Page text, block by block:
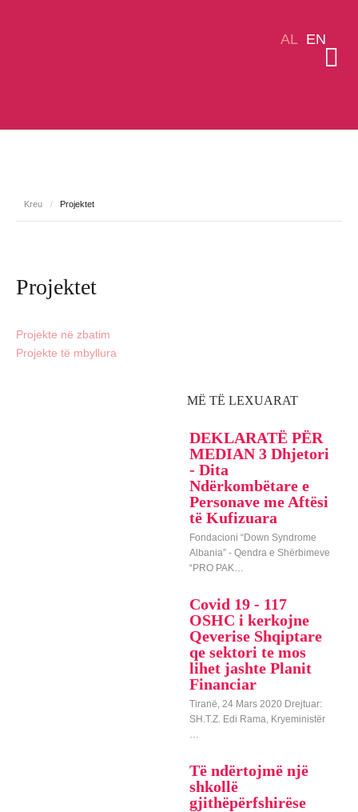
Kreu / Projektet
Projektet
Projekte në zbatim
Projekte të mbyllura
MË TË LEXUARAT
DEKLARATË PËR
MEDIAN 3 Dhjetori
- Dita
Ndërkombëtare e
Personave me Aftësi
të Kufizuara
Fondacioni “Down Syndrome
Albania” - Qendra e Shërbimeve
“PRO PAK…
Covid 19 - 117
OSHC i kerkojne
Qeverise Shqiptare
qe sektori te mos
lihet jashte Planit
Financiar
Tiranë, 24 Mars 2020 Drejtuar:
SH.T.Z. Edi Rama, Kryeministër
…
Të ndërtojmë një
shkollë
gjithëpërfshirëse
AL EN